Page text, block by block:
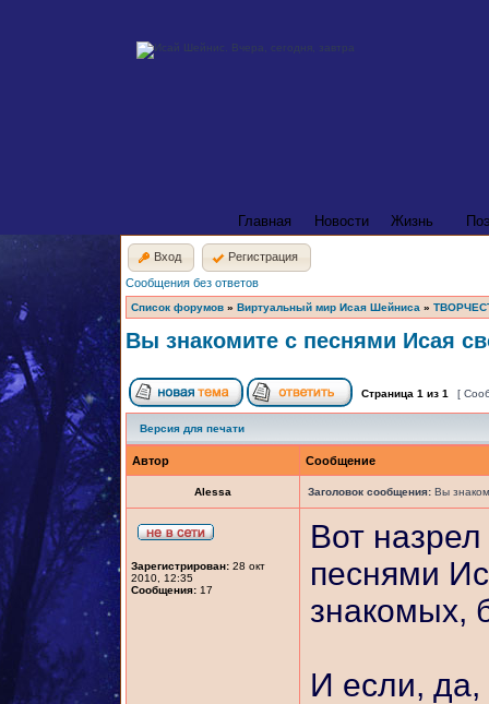
Главная Новости Жизнь
Вход
Регистрация
Сообщения без ответов
Список форумов » Виртуальный мир Исая Шейниса »
Вы знакомите с песнями Исая
Страница 1 из 1 [
Версия для печати
Автор Сообщение
Alessa Заголовок сообщения: Вы
Зарегистрирован: 28 окт
2010, 12:35
Сообщения: 17
Вот
песнями
знакомых,
И если, да,